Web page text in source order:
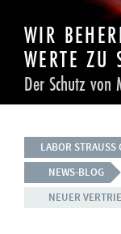
WIR
WERTE ZU
Der Schutz von
LABOR STRAUSS
NEWS-BLOG
NEUER